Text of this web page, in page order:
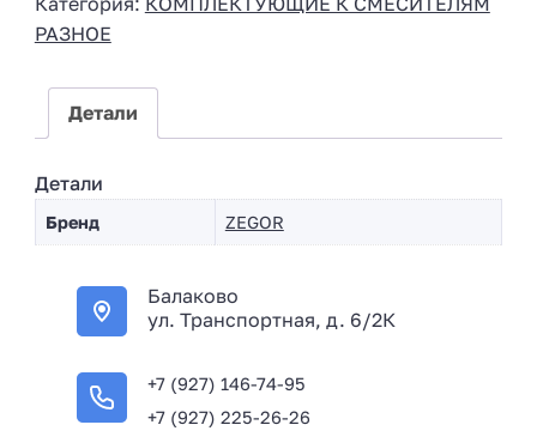
РАЗНОЕ
Детали
Детали
Бренд ZEGOR
Балаково
ул. Транспортная, д. 6/2К
+7 (927) 146-74-95
+7 (927) 225-26-26